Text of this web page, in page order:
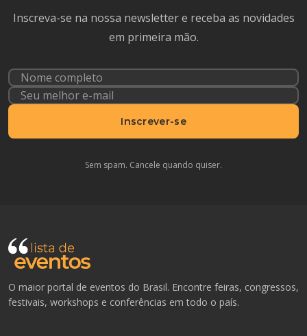
Inscreva-se na nossa newsletter e receba as novidades
em primeira mão.
Inscrever-se
Sem spam. Cancele quando quiser.
O maior portal de eventos do Brasil. Encontre feiras, congressos,
festivais, workshops e conferências em todo o país.